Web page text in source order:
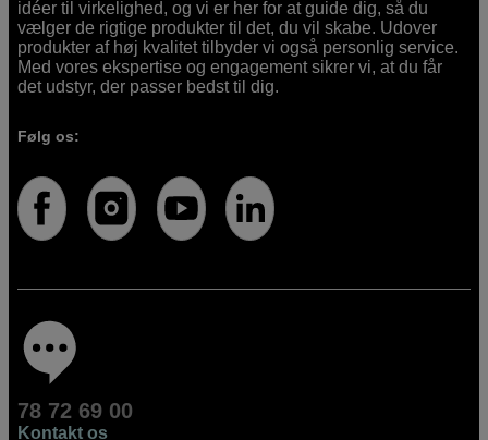
idéer til virkelighed, og vi er her for at guide dig, så du
vælger de rigtige produkter til det, du vil skabe. Udover
produkter af høj kvalitet tilbyder vi også personlig service.
Med vores ekspertise og engagement sikrer vi, at du får
det udstyr, der passer bedst til dig.
Følg os:
78 72 69 00
Kontakt os